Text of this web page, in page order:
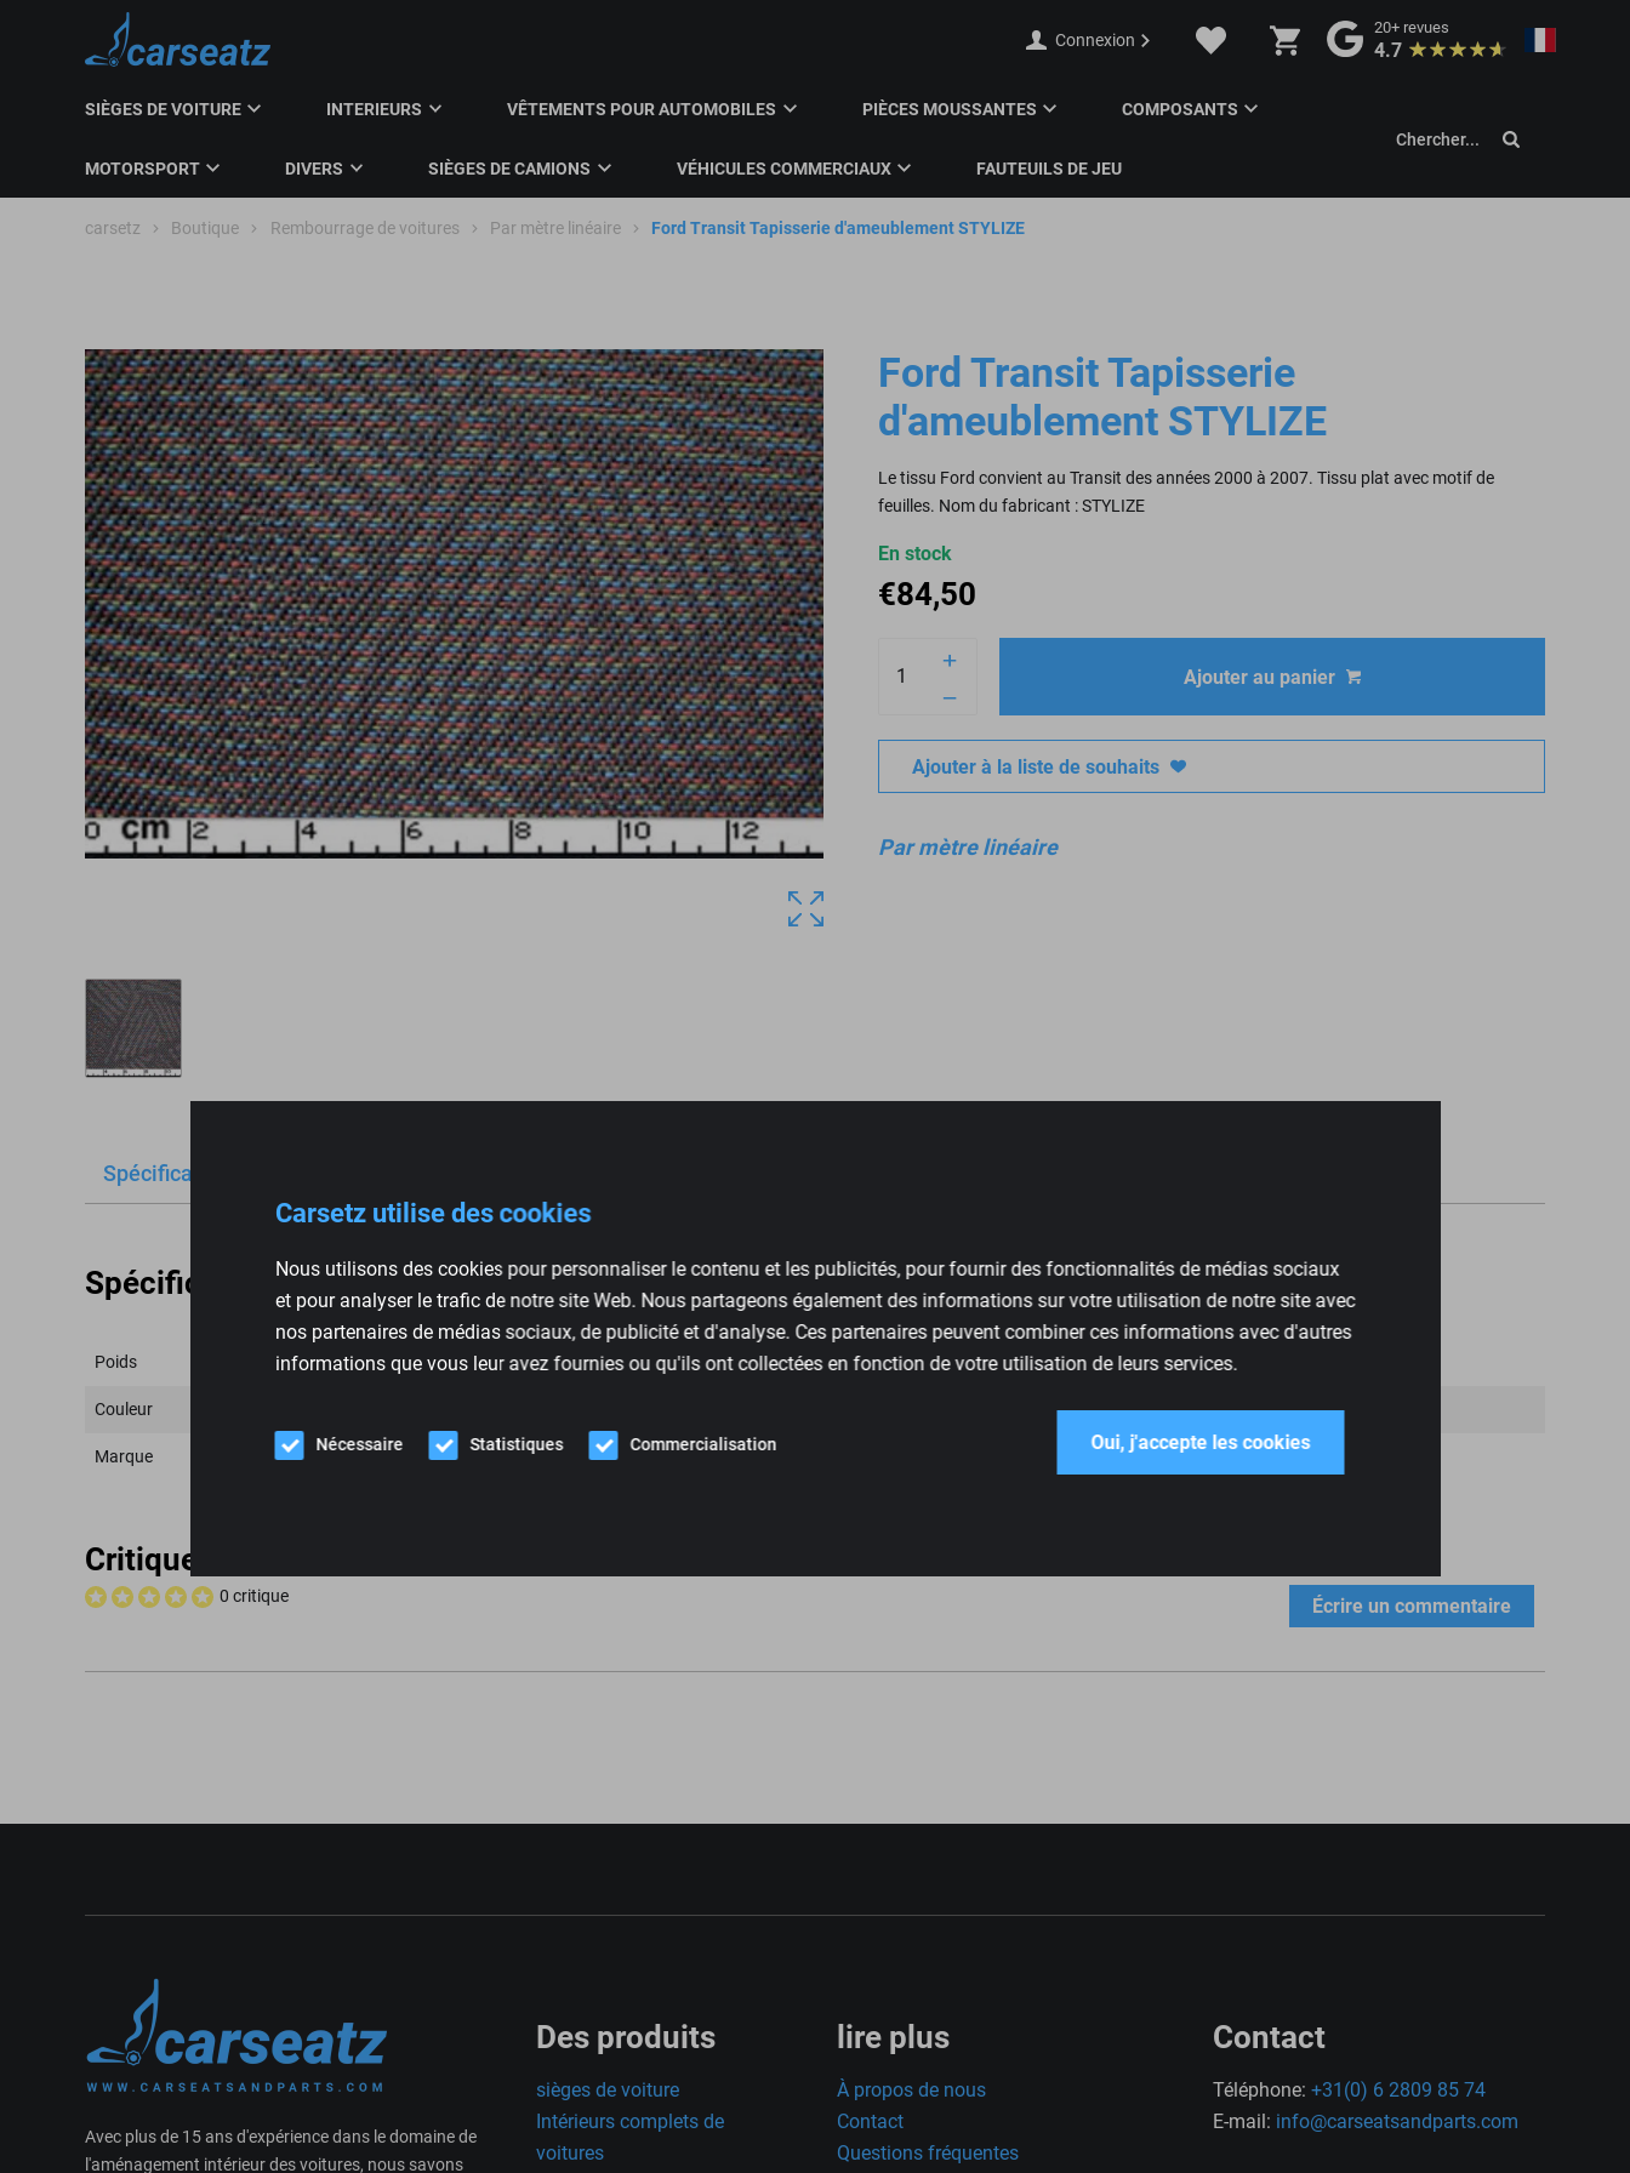
Carsetz utilise des cookies
Nous utilisons des cookies pour personnaliser le contenu et les publicités, pour fournir des fonctionnalités de médias sociaux
et pour analyser le trafic de notre site Web. Nous partageons également des informations sur votre utilisation de notre site avec
nos partenaires de médias sociaux, de publicité et d'analyse. Ces partenaires peuvent combiner ces informations avec d'autres
informations que vous leur avez fournies ou qu'ils ont collectées en fonction de votre utilisation de leurs services.
Nécessaire Statistiques Commercialisation Oui, j'accepte les cookies
Connexion
20+revues
4.7
SIÈGES DE VOITURE INTERIEURS VÊTEMENTS POUR AUTOMOBILES PIÈCES MOUSSANTES COMPOSANTS
MOTORSPORT DIVERS SIÈGES DE CAMIONS VÉHICULES COMMERCIAUX FAUTEUILS DE JEU
Chercher...
carsetz Boutique Rembourrage de voitures Par mètre linéaire Ford Transit Tapisserie d'ameublement STYLIZE
Ford Transit Tapisserie
d'ameublement STYLIZE
Le tissu Ford convient au Transit des années 2000 à 2007. Tissu plat avec motif de
feuilles. Nom du fabricant : STYLIZE
En stock
€84,50
Ajouter au panier
Ajouter à la liste de souhaits
Par mètre linéaire
Spécifications
Spécifications
Poids 1 kg
Couleur
Marque
Critiques
0 critique Écrire un commentaire
Avec plus de 15 ans d'expérience dans le domaine de
l'aménagement intérieur des voitures, nous savons
Des produits
sièges de voiture
Intérieurs complets de
voitures
lire plus
À propos de nous
Contact
Questions fréquentes
Contact
Téléphone: +31(0) 6 2809 85 74
E-mail: info@carseatsandparts.com